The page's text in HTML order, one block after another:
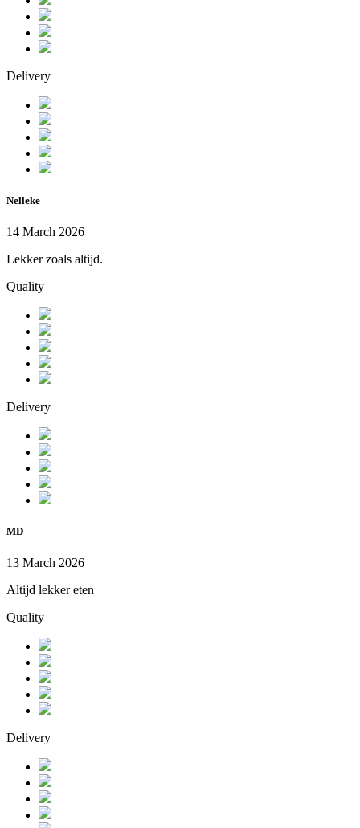
Delivery
Nelleke
14 March 2026
Lekker zoals altijd.
Quality
Delivery
MD
13 March 2026
Altijd lekker eten
Quality
Delivery